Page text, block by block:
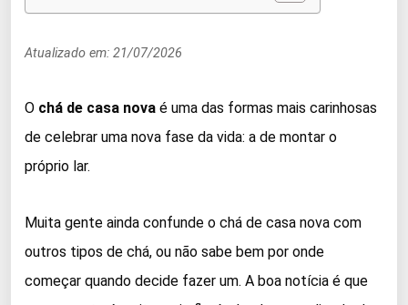
Atualizado em: 21/07/2026
O chá de casa nova é uma das formas mais carinhosas
de celebrar uma nova fase da vida: a de montar o
próprio lar.
Muita gente ainda confunde o chá de casa nova com
outros tipos de chá, ou não sabe bem por onde
começar quando decide fazer um. A boa notícia é que